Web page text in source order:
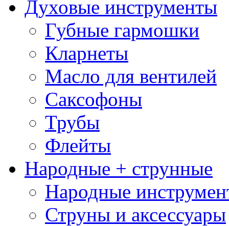
Духовые инструменты
Губные гармошки
Кларнеты
Масло для вентилей
Саксофоны
Трубы
Флейты
Народные + струнные
Народные
Струны и аксессуары